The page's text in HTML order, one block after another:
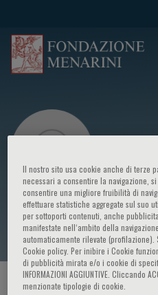
Luis Alcocer Díaz
HOME PAGE / CORSI ED EVENTI
Il nostro sito usa cookie anche di terze
necessari a consentire la navigazione,
consentire una migliore fruibilità di
effettuare statistiche aggregate sul suo
per sottoporti contenuti, anche
manifestate nell‘ambito della
automaticamente rilevate
Cookie policy. Per inibire i Cookie
di pubblicità mirata e/o i cookie di
INFORMAZIONI AGGIUNTIVE. Cliccando
menzionate tipologie di cookie.